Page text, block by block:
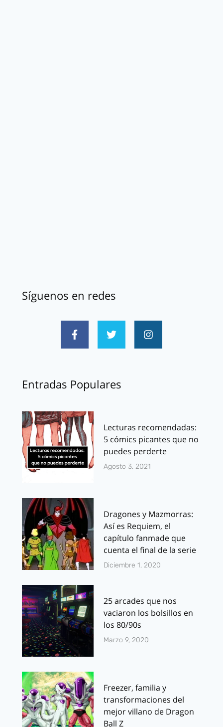
Síguenos en redes
Entradas Populares
Lecturas recomendadas:
5 cómics picantes que no
puedes perderte
Agosto 3, 2021
Dragones y Mazmorras:
Así es Requiem, el
capítulo fanmade que
cuenta el final de la serie
Diciembre 1, 2020
25 arcades que nos
vaciaron los bolsillos en
los 80/90s
Marzo 9, 2020
Freezer, familia y
transformaciones del
mejor villano de Dragon
Ball Z